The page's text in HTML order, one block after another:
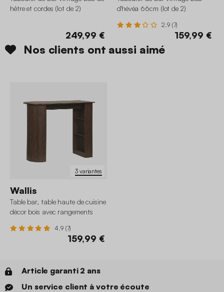
hêtre et cordes (lot de 2)
249,99 €
d'hévéa 66cm (lot de 2)
2.9 (7)
159,99 €
Nos clients ont aussi aimé
3 variantes
Wallis
Table bar, table haute de cuisine
décor bois avec rangements
4.9 (7)
159,99 €
Article garanti 2 ans
Un service client à votre écoute